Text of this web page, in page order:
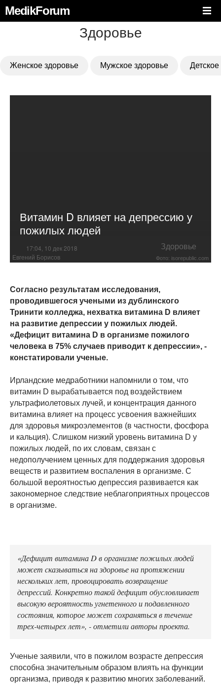
MedikForum
Здоровье
Женское здоровье Мужское здоровье
Витамин D влияет на депрессию у
пожилых людей
17:04, 10 дек 2018 Здоровье
Евгений Борисов Фото: isorepublic.com
Согласно результатам исследования,
проводившегося учеными из дублинского
Тринити колледжа, нехватка витамина D влияет
на развитие депрессии у пожилых людей.
«Дефицит витамина D в организме пожилого
человека в 75% случаев приводит к депрессии», -
констатировали ученые.
Ирландские медработники напомнили о том, что
витамин D вырабатывается под воздействием
ультрафиолетовых лучей, и концентрация данного
витамина влияет на процесс усвоения важнейших
для здоровья микроэлементов (в частности, фосфора
и кальция). Слишком низкий уровень витамина D у
пожилых людей, по их словам, связан с
недополучением ценных для поддержания здоровья
веществ и развитием воспаления в организме. С
большой вероятностью депрессия развивается как
закономерное следствие неблагоприятных процессов
в организме.
«Дефицит витамина D в организме пожилых людей
может сказываться на здоровье на протяжении
нескольких лет, провоцировать возвращение
депрессий. Конкретно такой дефицит обусловливает
высокую вероятность угнетенного и подавленного
состояния, которое может сохраняться в течение
трех-четырех лет», - отметили авторы проекта.
Ученые заявили, что в пожилом возрасте депрессия
способна значительным образом влиять на функции
организма, приводя к развитию многих заболеваний.